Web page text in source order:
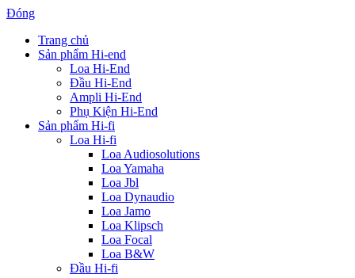
Đóng
Trang chủ
Sản phẩm Hi-end
Loa Hi-End
Đầu Hi-End
Ampli Hi-End
Phụ Kiện Hi-End
Sản phẩm Hi-fi
Loa Hi-fi
Loa Audiosolutions
Loa Yamaha
Loa Jbl
Loa Dynaudio
Loa Jamo
Loa Klipsch
Loa Focal
Loa B&W
Đầu Hi-fi